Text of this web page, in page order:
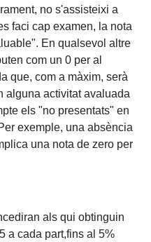
no s'assisteixi a
faci cap examen, la nota
En qualsevol altre
com un 0 per al
que, com a màxim, serà
alguna activitat avaluada
els "no presentats" en
exemple, una absència
una nota de zero per
als qui obtinguin
a cada part,fins al 5%